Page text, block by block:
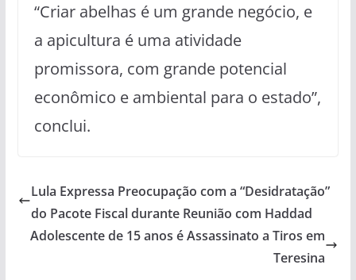
“Criar abelhas é um grande negócio, e
a apicultura é uma atividade
promissora, com grande potencial
econômico e ambiental para o estado”,
conclui.
Lula Expressa Preocupação com a “Desidratação”
do Pacote Fiscal durante Reunião com Haddad
Adolescente de 15 anos é Assassinato a Tiros em
Teresina